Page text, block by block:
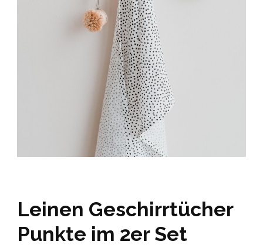
Leinen Geschirrtücher
Punkte im 2er Set